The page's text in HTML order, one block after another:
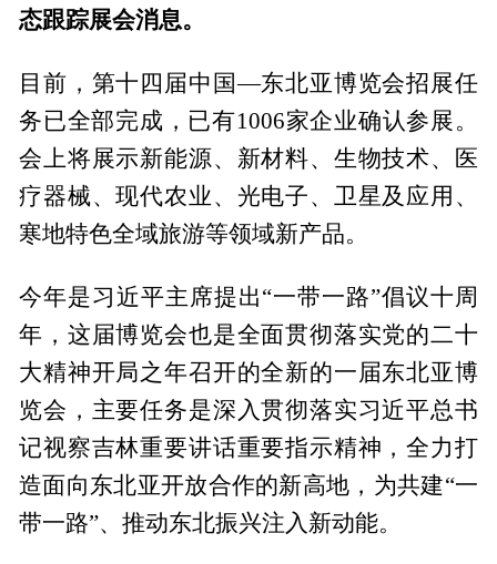
态跟踪展会消息。
目前，第十四届中国—东北亚博览会招展任
务已全部完成，已有1006家企业确认参展。
会上将展示新能源、新材料、生物技术、医
疗器械、现代农业、光电子、卫星及应用、
寒地特色全域旅游等领域新产品。
今年是习近平主席提出“一带一路”倡议十周
年，这届博览会也是全面贯彻落实党的二十
大精神开局之年召开的全新的一届东北亚博
览会，主要任务是深入贯彻落实习近平总书
记视察吉林重要讲话重要指示精神，全力打
造面向东北亚开放合作的新高地，为共建“一
带一路”、推动东北振兴注入新动能。